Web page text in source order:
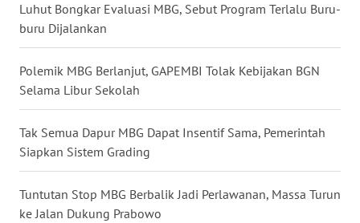
Luhut Bongkar Evaluasi MBG, Sebut Program Terlalu Buru-
buru Dijalankan
Polemik MBG Berlanjut, GAPEMBI Tolak Kebijakan BGN
Selama Libur Sekolah
Tak Semua Dapur MBG Dapat Insentif Sama, Pemerintah
Siapkan Sistem Grading
Tuntutan Stop MBG Berbalik Jadi Perlawanan, Massa Turun
ke Jalan Dukung Prabowo
KALBAR
KALTENG
KALTARA
WN
KALSEL